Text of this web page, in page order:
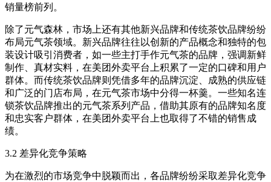
销量榜前列。​
除了元气森林，市场上还有其他新兴品牌和传统茶饮品牌纷纷
布局元气茶领域。新兴品牌往往以创新的产品概念和独特的包
装设计吸引消费者，如一些主打手作元气茶的品牌，强调新鲜
制作、真材实料，在美团外卖平台上积累了一定的口碑和用户
群体。而传统茶饮品牌则凭借多年的品牌沉淀、成熟的供应链
和广泛的门店布局，在元气茶市场中分得一杯羹。一些知名连
锁茶饮品牌推出的元气茶系列产品，借助其原有的品牌知名度
和忠实客户群体，在美团外卖平台上也取得了不错的销售成
绩。​
3.2 差异化竞争策略​
为在激烈的市场竞争中脱颖而出，各品牌纷纷采取差异化竞争